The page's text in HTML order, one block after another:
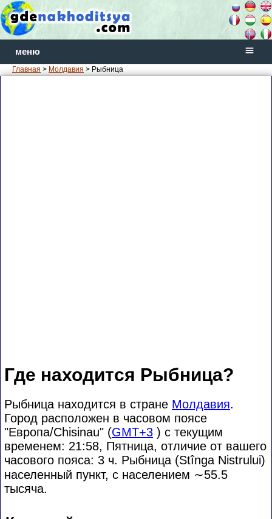
меню
Главная > Молдавия > Рыбница
Где находится Рыбница?
Рыбница находится в стране Молдавия.
Город расположен в часовом поясе
"Европа/Chisinau" (GMT+3 ) с текущим
временем: 21:58, Пятница, отличие от вашего
часового пояса: 3 ч. Рыбница (Stînga Nistrului)
населенный пункт, с населением ∼55.5
тысяча.